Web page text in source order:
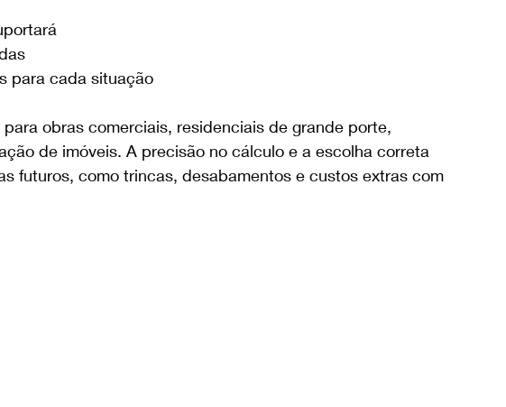
para cada situação
obras comerciais, residenciais de grande porte,
de imóveis. A precisão no cálculo e a escolha correta
futuros, como trincas, desabamentos e custos extras com